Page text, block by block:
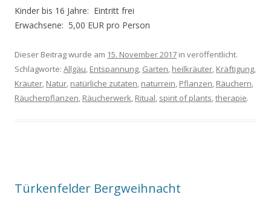
Kinder bis 16 Jahre: Eintritt frei
Erwachsene: 5,00 EUR pro Person
Dieser Beitrag wurde am 15. November 2017 in veröffentlicht.
Schlagworte: Allgäu, Entspannung, Garten, heilkräuter, Kräftigung,
Kräuter, Natur, natürliche zutaten, naturrein, Pflanzen, Räuchern,
Räucherpflanzen, Räucherwerk, Ritual, spirit of plants,therapie.
Türkenfelder Bergweihnacht